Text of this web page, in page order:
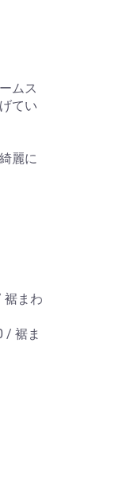
ムス
てい
麗に
裾まわ
/ 裾ま